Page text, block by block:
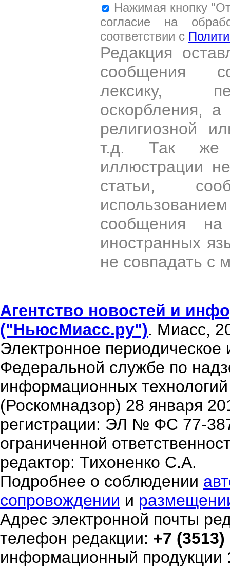
Нажимая кнопку
согласие на
соответствии с
Редакция
сообщения
лексику,
оскорбления,
религиозной
т.д. Так же
иллюстрации
статьи,
сообщения
иностранных
не совпадать с
Агентство новостей и
("НьюсМиасс.ру"). Миасс,
Электронное периодическое
Федеральной службе по
информационных
(Роскомнадзор) 28 января
регистрации: ЭЛ № ФС 77-
ограниченной
редактор: Тихоненко С.А.
Подробнее о соблюдении
сопровождении и
Адрес электронной почты
телефон редакции: +7
информационный продукции